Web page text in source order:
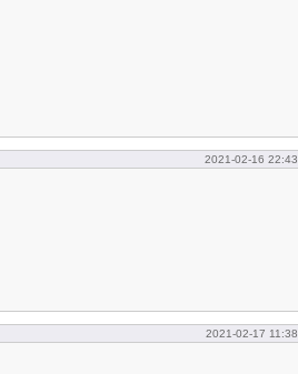
2021-02-16 22:43
2021-02-17 11:38